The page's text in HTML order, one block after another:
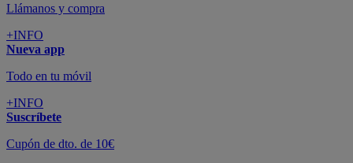
Llámanos y compra
+INFO
Nueva app
Todo en tu móvil
+INFO
Suscríbete
Cupón de dto. de 10€